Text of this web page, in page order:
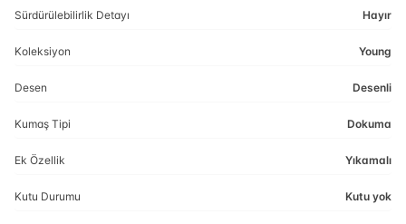
Sürdürülebilirlik Detayı Hayır
Koleksiyon Young
Desen Desenli
Kumaş Tipi Dokuma
Ek Özellik Yıkamalı
Kutu Durumu Kutu yok